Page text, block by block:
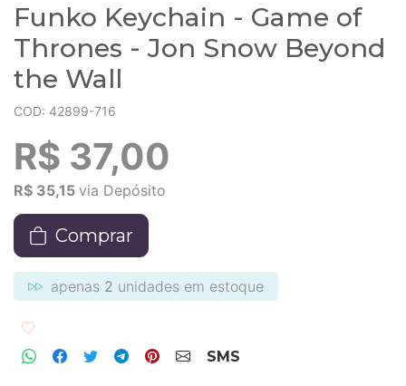
Funko Keychain - Game of
Thrones - Jon Snow Beyond
the Wall
COD: 42899-716
R$ 37,00
R$ 35,15 via Depósito
Comprar
apenas 2 unidades em estoque
SMS